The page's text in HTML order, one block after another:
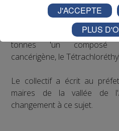
Pourtant, le problème est
réussi à se procurer des
Hacer, basée à Cluses. En
tonnes 'un composé
cancérigène, le
Le collectif a écrit au
maires de la vallée de
changement à ce sujet.
J'ACCEPTE
PLUS